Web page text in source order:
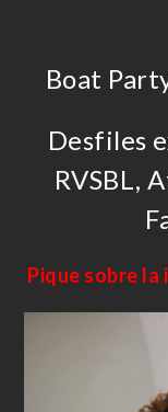
Boat
Desfiles
RVSBL,
Pique sobre